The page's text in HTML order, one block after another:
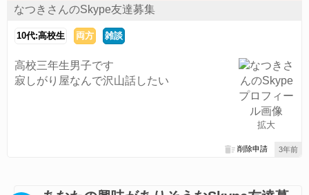
なつきさんのSkype友達募集
10代:高校生 両方 雑談
拡大
高校三年生男子です
寂しがり屋なんで沢山話したい
3年前
削除申請